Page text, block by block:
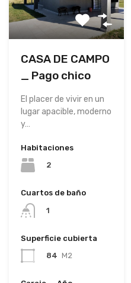
CASA DE CAMPO
_ Pago chico
El placer de vivir en un
lugar apacible, moderno
y…
Habitaciones
2
Cuartos de baño
1
Superficie cubierta
84 M2